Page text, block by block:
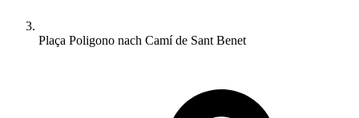
Plaça Poligono nach Camí de Sant Benet